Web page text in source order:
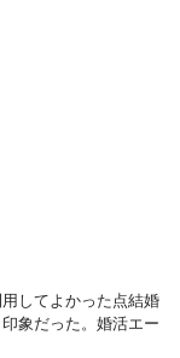
してよかった点結婚
象だった。婚活エー